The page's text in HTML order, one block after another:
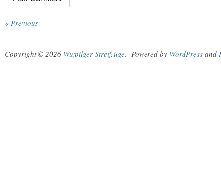
« Previous
Copyright © 2026 Wutpilger-Streifzüge. Powered by WordPress and